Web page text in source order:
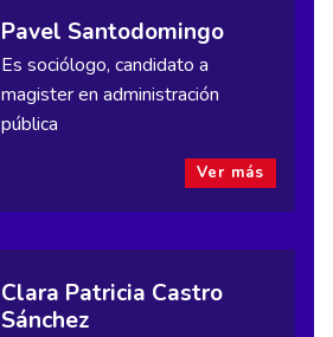
Pavel Santodomingo
Es sociólogo, candidato a
magister en administración
pública
Ver más
Clara Patricia Castro
Sánchez